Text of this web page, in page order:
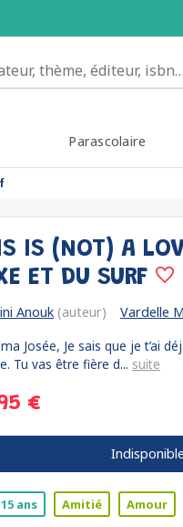
Parascolaire
IS (NOT) A
ET DU SURF
Anouk (auteur) Vardelle
Josée, Je sais que je t’ai
Tu vas être fière d... suite
€
ans Amitié Amour